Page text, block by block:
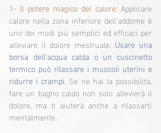
1- Il potere magico del calore: Applicare
calore nella zona inferiore dell'addome è
uno dei modi più semplici ed efficaci per
alleviare il dolore mestruale. Usare una
borsa dell'acqua calda o un cuscinetto
termico può rilassare i muscoli uterini e
ridurre i crampi. Se ne hai la possibilità,
fare un bagno caldo non solo allevierà il
dolore, ma ti aiuterà anche a rilassarti
mentalmente.